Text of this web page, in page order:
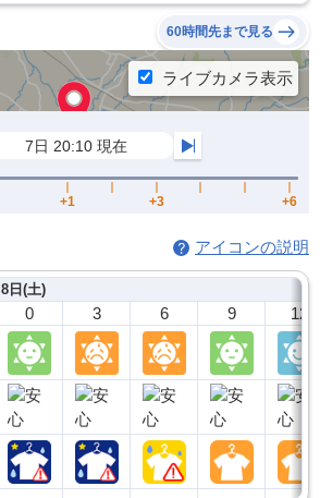
60時間先まで見る
アイコンの説明
8日(土)
0 3 6 9 12